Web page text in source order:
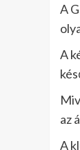
A
A
az
A